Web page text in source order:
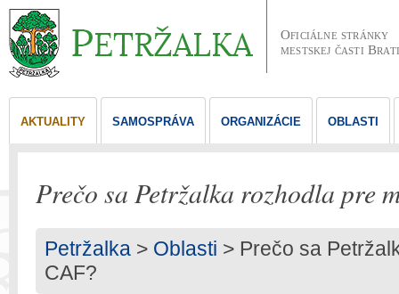
Oficiálne stránky
mestskej časti
AKTUALITY SAMOSPRÁVA ORGANIZÁCIE OBLASTI
Prečo sa Petržalka rozhodla pre
Petržalka > Oblasti > Prečo sa
CAF?